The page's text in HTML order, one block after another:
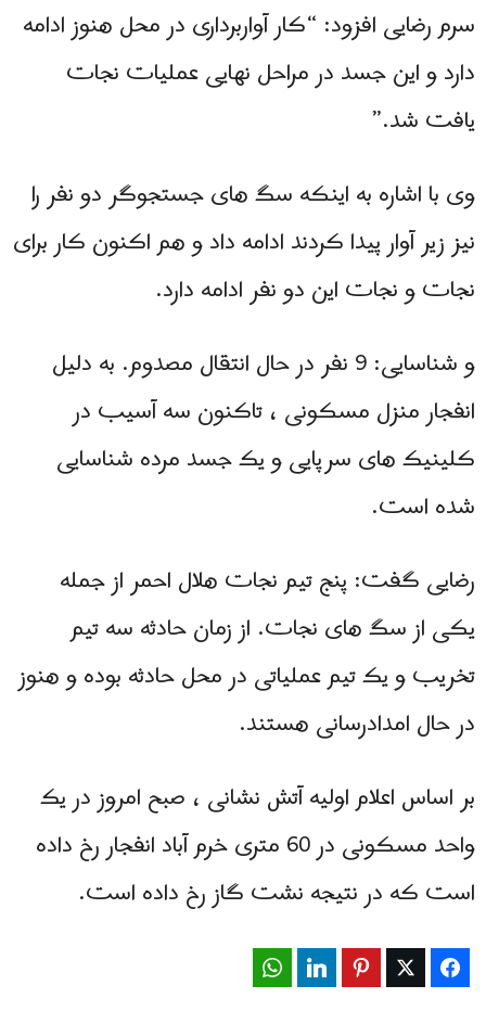
سرم رضایی افزود: “كار آواربرداری در محل هنوز ادامه
دارد و این جسد در مراحل نهایی عملیات نجات
یافت شد.”
وی با اشاره به اینکه سگ های جستجوگر دو نفر را
نیز زیر آوار پیدا کردند ادامه داد و هم اکنون کار برای
نجات و نجات این دو نفر ادامه دارد.
و شناسایی: 9 نفر در حال انتقال مصدوم. به دلیل
انفجار منزل مسکونی ، تاکنون سه آسیب در
کلینیک های سرپایی و یک جسد مرده شناسایی
شده است.
رضایی گفت: پنج تیم نجات هلال احمر از جمله
یکی از سگ های نجات. از زمان حادثه سه تیم
تخریب و یک تیم عملیاتی در محل حادثه بوده و هنوز
در حال امدادرسانی هستند.
بر اساس اعلام اولیه آتش نشانی ، صبح امروز در یک
واحد مسکونی در 60 متری خرم آباد انفجار رخ داده
است که در نتیجه نشت گاز رخ داده است.
Facebook
Twitter
Pinterest
LinkedIn